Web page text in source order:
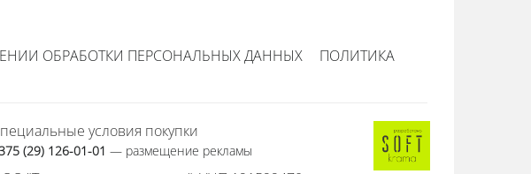
ОБРАБОТКИ ПЕРСОНАЛЬНЫХ ДАННЫХ
ПОЛИТИКА
условия покупки
(29) 126-01-01— размещение рекламы